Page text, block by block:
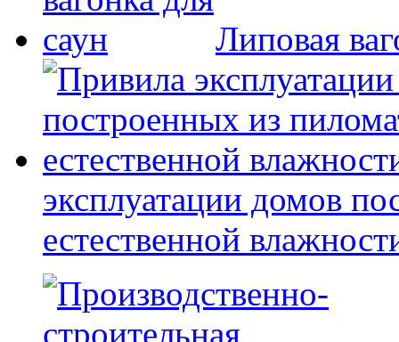
Липовая
эксплуатации домов
естественной